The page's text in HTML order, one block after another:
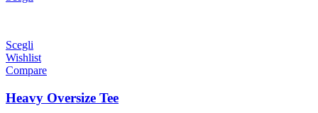
Scegli
Wishlist
Compare
Heavy Oversize Tee